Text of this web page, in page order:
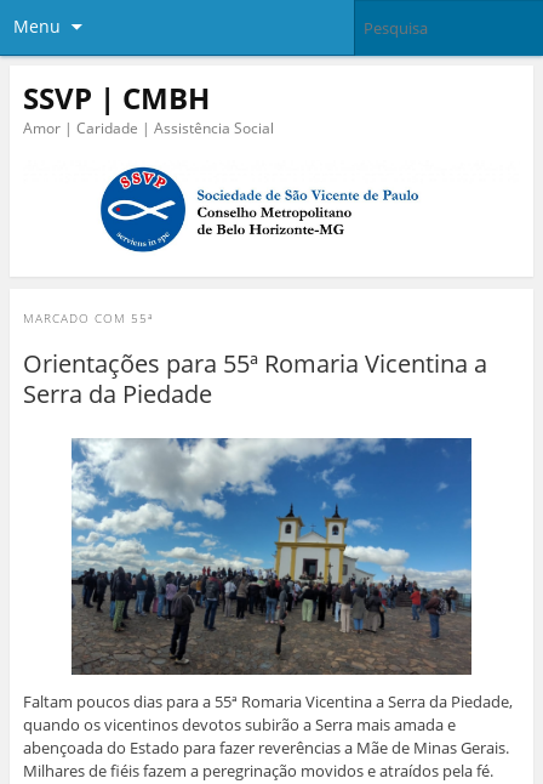
Menu
SSVP | CMBH
Amor | Caridade | Assistência Social
MARCADO COM 55ª
Orientações para 55ª Romaria Vicentina a
Serra da Piedade
Faltam poucos dias para a 55ª Romaria Vicentina a Serra da Piedade,
quando os vicentinos devotos subirão a Serra mais amada e
abençoada do Estado para fazer reverências a Mãe de Minas Gerais.
Milhares de fiéis fazem a peregrinação movidos e atraídos pela fé.